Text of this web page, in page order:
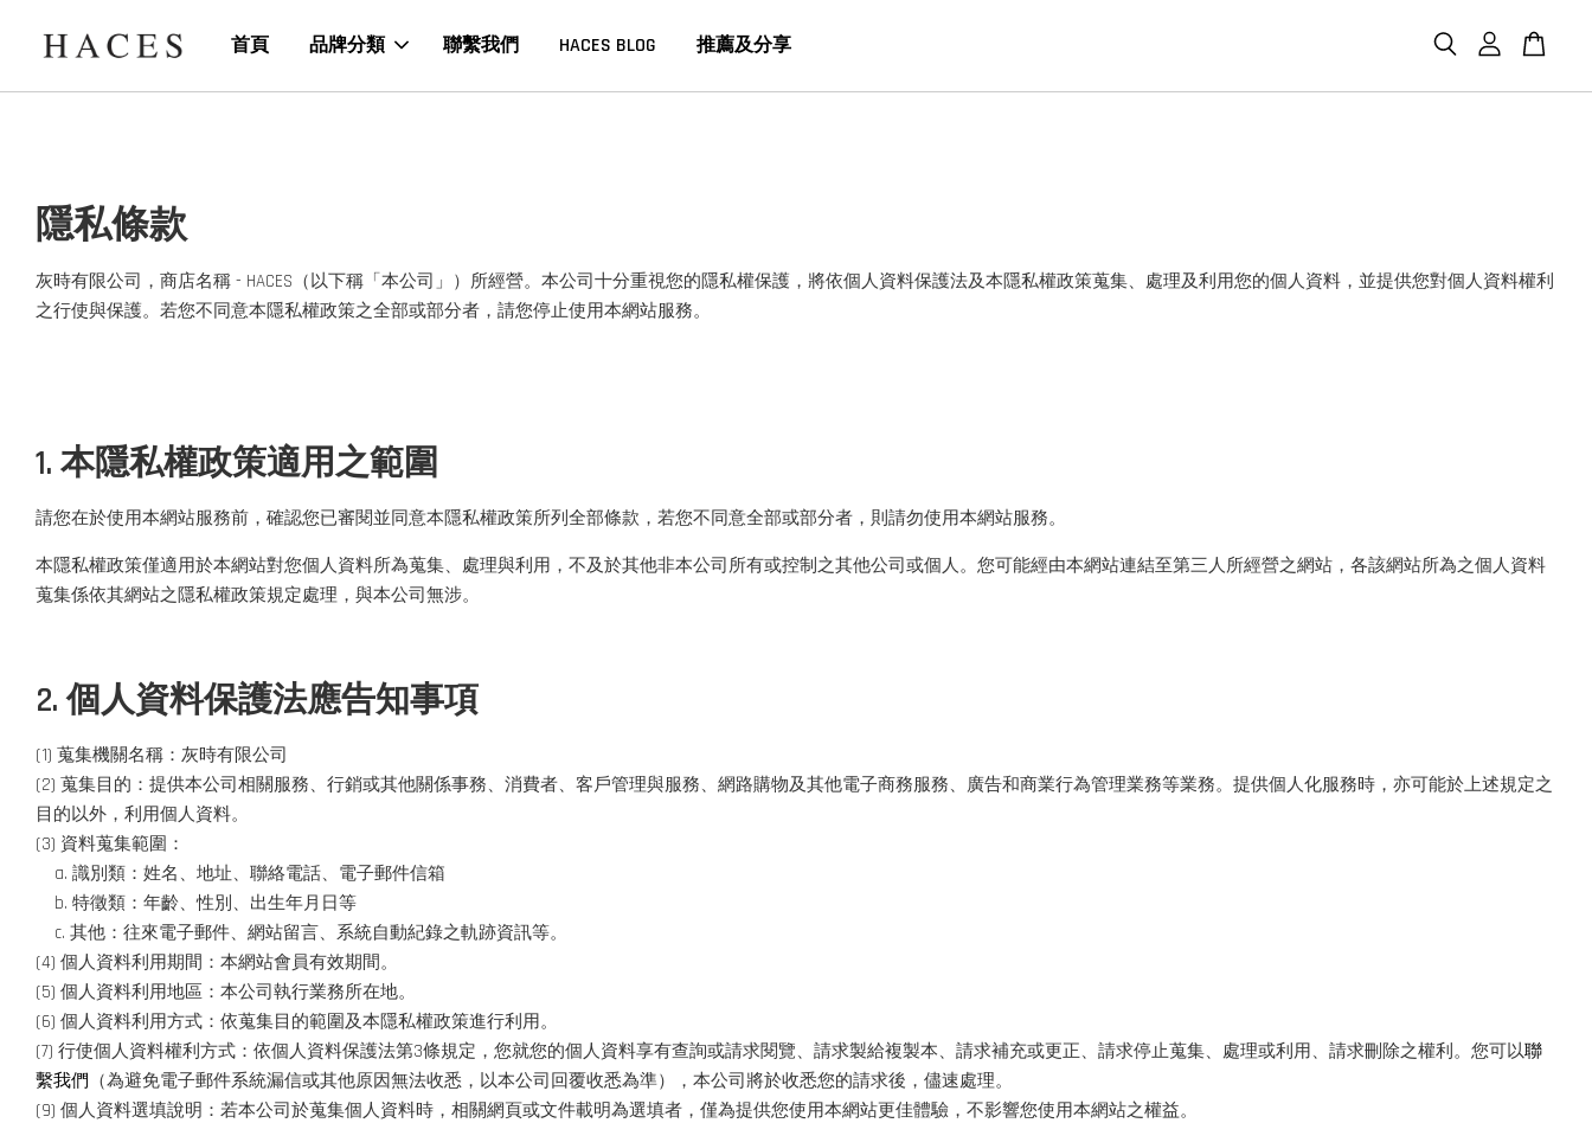
首頁 品牌分類 聯繫我們 HACES BLOG 推薦及分享
隱私條款
灰時有限公司，商店名稱 - HACES（以下稱「本公司」）所經營。本公司十分重視您的隱私權保護，將依個人資料保護法及本隱私權政策蒐集、處理及利用您的個人資料，並提供您對個人資料權利
之行使與保護。若您不同意本隱私權政策之全部或部分者，請您停止使用本網站服務。
1. 本隱私權政策適用之範圍
請您在於使用本網站服務前，確認您已審閱並同意本隱私權政策所列全部條款，若您不同意全部或部分者，則請勿使用本網站服務。
本隱私權政策僅適用於本網站對您個人資料所為蒐集、處理與利用，不及於其他非本公司所有或控制之其他公司或個人。您可能經由本網站連結至第三人所經營之網站，各該網站所為之個人資料
蒐集係依其網站之隱私權政策規定處理，與本公司無涉。
2. 個人資料保護法應告知事項
(1) 蒐集機關名稱：灰時有限公司
(2) 蒐集目的：提供本公司相關服務、行銷或其他關係事務、消費者、客戶管理與服務、網路購物及其他電子商務服務、廣告和商業行為管理業務等業務。提供個人化服務時，亦可能於上述規定之
目的以外，利用個人資料。
(3) 資料蒐集範圍：
a. 識別類：姓名、地址、聯絡電話、電子郵件信箱
b. 特徵類：年齡、性別、出生年月日等
c. 其他：往來電子郵件、網站留言、系統自動紀錄之軌跡資訊等。
(4) 個人資料利用期間：本網站會員有效期間。
(5) 個人資料利用地區：本公司執行業務所在地。
(6) 個人資料利用方式：依蒐集目的範圍及本隱私權政策進行利用。
(7) 行使個人資料權利方式：依個人資料保護法第3條規定，您就您的個人資料享有查詢或請求閱覽、請求製給複製本、請求補充或更正、請求停止蒐集、處理或利用、請求刪除之權利。您可以聯
繫我們 （為避免電子郵件系統漏信或其他原因無法收悉，以本公司回覆收悉為準），本公司將於收悉您的請求後，儘速處理。
(9) 個人資料選填說明：若本公司於蒐集個人資料時，相關網頁或文件載明為選填者，僅為提供您使用本網站更佳體驗，不影響您使用本網站之權益。